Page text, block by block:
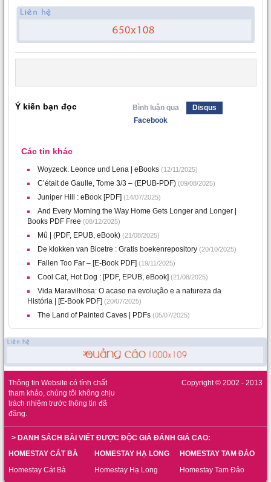
Ý kiến bạn đọc Bình luận qua
Disqus
Facebook
Các tin khác
Woyzeck. Leonce und Lena | eBooks (12/11/2025)
C’était de Gaulle, Tome 3/3 – (EPUB-PDF) (09/08/2025)
Juniper Hill : eBook [PDF] (14/07/2025)
And Every Morning the Way Home Gets Longer and Longer |
Books PDF Free (08/12/2025)
Mû | (PDF, EPUB, eBook) (21/08/2025)
De klokken van Bicetre : Gratis boekenrepository (20/10/2025)
Fallen Too Far – [E-Book PDF] (19/11/2025)
Cool Cat, Hot Dog : [PDF, EPUB, eBook] (21/08/2025)
Vida Maravilhosa: O acaso na evolução e a natureza da
História | [E-Book PDF] (20/07/2025)
The Land of Painted Caves | PDFs (05/07/2025)
Thông tin Website có tính chất
tham khảo, chúng tôi không chịu
trách nhiệm trước thông tin đã
đăng.
Copyright © 2002 - 2013
> DANH SÁCH BÀI VIẾT ĐƯỢC ĐỘC GIẢ ĐÁNH GIÁ CAO:
HOMESTAY CÁT BÀ
Homestay Cát Bà
HOMESTAY HẠ LONG
Homestay Hạ Long
HOMESTAY TAM ĐẢO
Homestay Tam Đảo